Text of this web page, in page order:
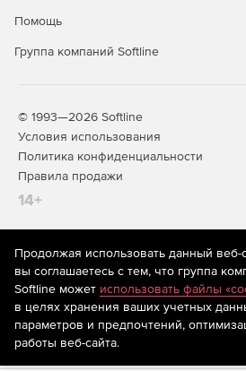
Помощь
Группа компаний Softline
© 1993—2026 Softline
Условия использования
Политика конфиденциальности
Правила продажи
14+
На информационном ресурсе
рекомендательные технологии
предоставления информации на
систематизации и анализа сведений,
предпочтениям пользователей сети
находящихся на территории
Продолжая использовать данный веб-
вы соглашаетесь с тем, что группа
Softline может использовать файлы
в целях хранения ваших учетных
параметров и предпочтений,
работы веб-сайта.